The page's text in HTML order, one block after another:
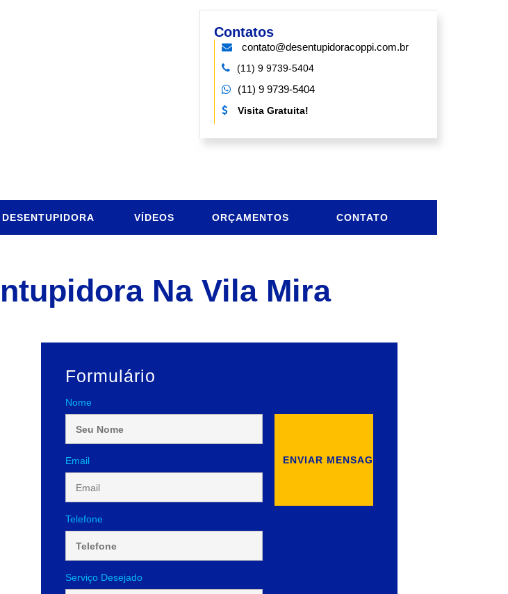
Contatos
contato@desentupidoracoppi.com.br
(11) 9 9739-5404
(11) 9 9739-5404
Visita Gratuita!
VÍDEOS ORÇAMENTOS CONTATO
Na Vila Mira
Formulário
Nome
Email
Telefone
Serviço Desejado